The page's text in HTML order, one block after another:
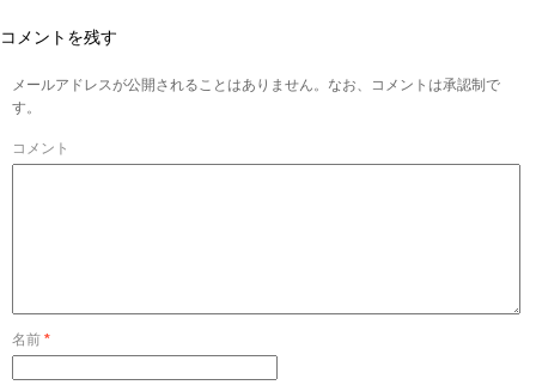
コメントを残す
メールアドレスが公開されることはありません。なお、コメントは承認制で
す。
コメント
名前 *